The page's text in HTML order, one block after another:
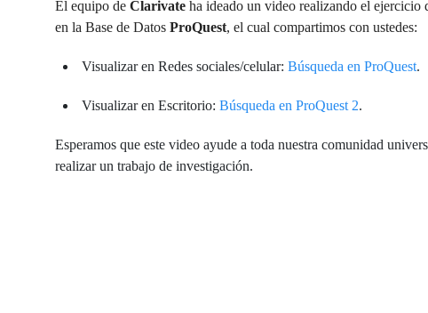
El equipo de Clarivate ha ideado un video realizando el ejercicio
en la Base de Datos ProQuest, el cual compartimos con ustedes:
Visualizar en Redes sociales/celular: Búsqueda en ProQuest.
Visualizar en Escritorio: Búsqueda en ProQuest 2.
Esperamos que este video ayude a toda nuestra comunidad
realizar un trabajo de investigación.